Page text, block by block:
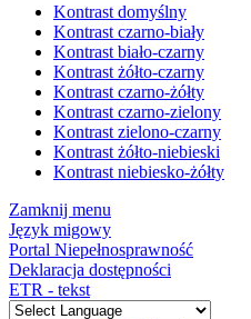
Kontrast domyślny
Kontrast czarno-biały
Kontrast biało-czarny
Kontrast żółto-czarny
Kontrast czarno-żółty
Kontrast czarno-zielony
Kontrast zielono-czarny
Kontrast żółto-niebieski
Kontrast niebiesko-żółty
Zamknij menu
Język migowy
Portal Niepełnosprawność
Deklaracja dostępności
ETR - tekst